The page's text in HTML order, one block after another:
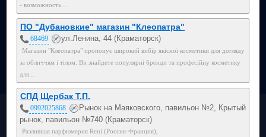
- возможность...
ПО "Дубановкие" магазин "Клеопатра"
68469 ул.Ленина, 44 (Краматорск)
Магазин "Клеопатра" пропонує широкий вибір якісної косметики для догляду
за обличчям і тілом. Ви знайдете популярні бренди та професійну косметику
для...
СПД Щербак Т.П.
0992025868
Рынок на Маяковского, павильон №2, Крытый
рынок, павильон №740 (Краматорск)
Разливная парфюмерия Reni (Россия-Франция),